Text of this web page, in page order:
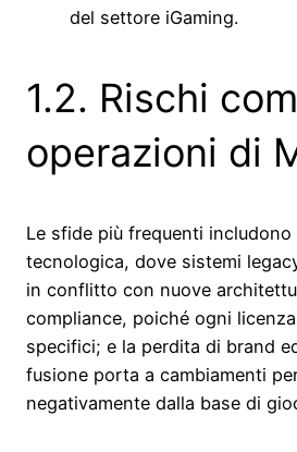
del settore iGaming.
1.2. Rischi
operazioni di
Le sfide più frequenti includono
tecnologica, dove sistemi
in conflitto con nuove
compliance, poiché ogni
specifici; e la perdita di brand
fusione porta a cambiamenti
negativamente dalla base di